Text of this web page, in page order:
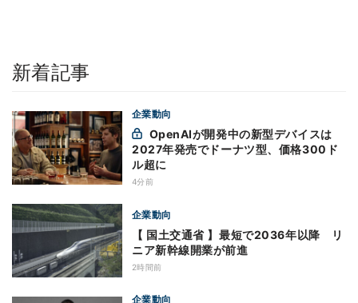
新着記事
企業動向
2027年発売でドーナツ型、価格300ド
ル超に
4分前
企業動向
【 国土交通省 】最短で2036年以降 リ
ニア新幹線開業が前進
2時間前
企業動向